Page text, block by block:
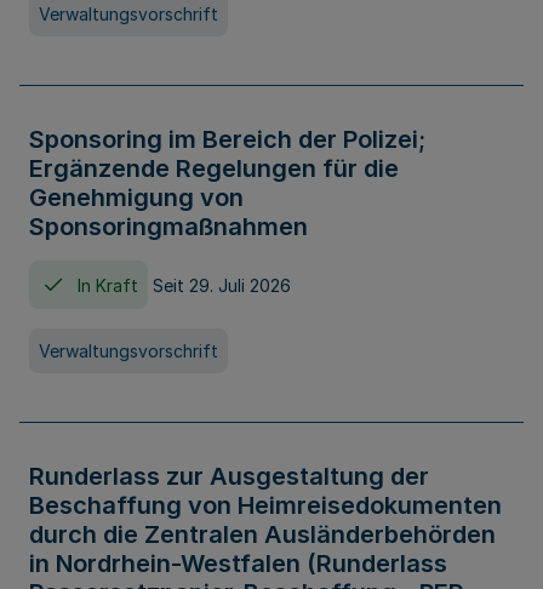
Verwaltungsvorschrift
Sponsoring im Bereich der Polizei;
Ergänzende Regelungen für die
Genehmigung von
Sponsoringmaßnahmen
In Kraft Seit 29. Juli 2026
Verwaltungsvorschrift
Runderlass zur Ausgestaltung der
Beschaffung von Heimreisedokumenten
durch die Zentralen Ausländerbehörden
in Nordrhein-Westfalen (Runderlass